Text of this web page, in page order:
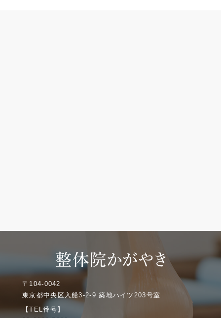
〒104-0042
東京都中央区入船3-2-9 築地ハイツ203号室
【TEL番号】